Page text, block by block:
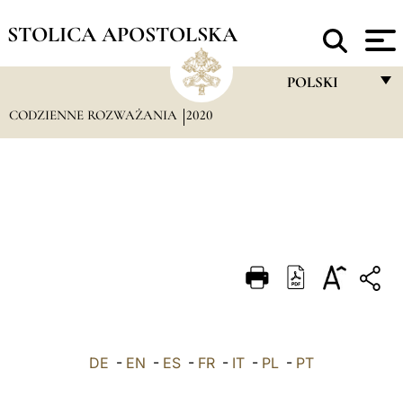
STOLICA APOSTOLSKA
POLSKI
DEUTSCH
العربيّة
CODZIENNE ROZWAŻANIA 2020
DE - EN - ES - FR - IT - PL - PT